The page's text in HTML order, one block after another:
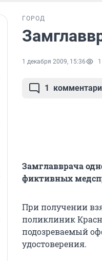
ГОРОД
1 декабря 2009, 15:36
1
Замглавврача
фиктивных
При получении
поликлиник
подозреваемый
удостоверения.